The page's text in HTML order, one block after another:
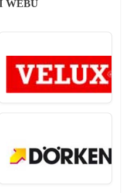
WEBU